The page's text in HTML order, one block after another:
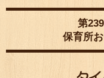
第
保育所